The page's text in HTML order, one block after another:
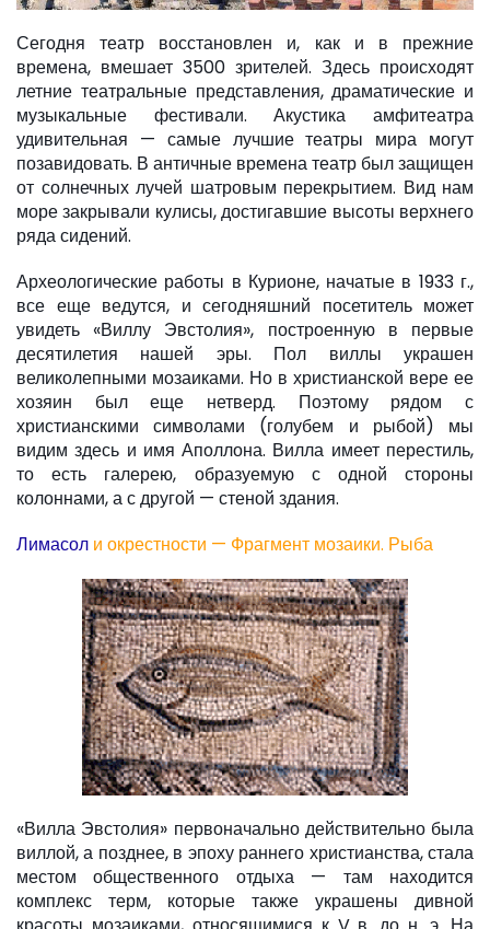
Сегодня театр восстановлен и, как и в прежние
времена, вмешает 3500 зрителей. Здесь происходят
летние театральные представления, драматические и
музыкальные фестивали. Акустика амфитеатра
удивительная — самые лучшие театры мира могут
позавидовать. В античные времена театр был защищен
от солнечных лучей шатровым перекрытием. Вид нам
море закрывали кулисы, достигавшие высоты верхнего
ряда сидений.
Археологические работы в Курионе, начатые в 1933 г.,
все еще ведутся, и сегодняшний посетитель может
увидеть «Виллу Эвстолия», построенную в первые
десятилетия нашей эры. Пол виллы украшен
великолепными мозаиками. Но в христианской вере ее
хозяин был еще нетверд. Поэтому рядом с
христианскими символами (голубем и рыбой) мы
видим здесь и имя Аполлона. Вилла имеет перестиль,
то есть галерею, образуемую с одной стороны
колоннами, а с другой — стеной здания.
Лимасол и окрестности — Фрагмент мозаики. Рыба
«Вилла Эвстолия» первоначально действительно была
виллой, а позднее, в эпоху раннего христианства, стала
местом общественного отдыха — там находится
комплекс терм, которые также украшены дивной